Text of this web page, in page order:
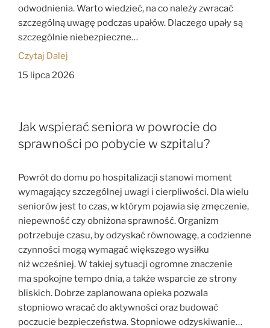
odwodnienia. Warto wiedzieć, na co należy zwracać
szczególną uwagę podczas upałów. Dlaczego upały są
szczególnie niebezpieczne…
Czytaj Dalej
15 lipca 2026
Jak wspierać seniora w powrocie do
sprawności po pobycie w szpitalu?
Powrót do domu po hospitalizacji stanowi moment
wymagający szczególnej uwagi i cierpliwości. Dla wielu
seniorów jest to czas, w którym pojawia się zmęczenie,
niepewność czy obniżona sprawność. Organizm
potrzebuje czasu, by odzyskać równowagę, a codzienne
czynności mogą wymagać większego wysiłku
niż wcześniej. W takiej sytuacji ogromne znaczenie
ma spokojne tempo dnia, a także wsparcie ze strony
bliskich. Dobrze zaplanowana opieka pozwala
stopniowo wracać do aktywności oraz budować
poczucie bezpieczeństwa. Stopniowe odzyskiwanie…